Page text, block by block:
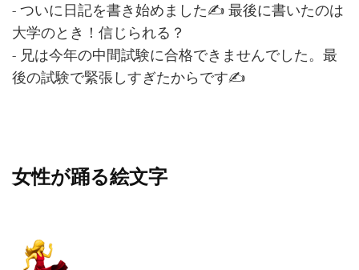
- ついに日記を書き始めました✍️ 最後に書いたのは
大学のとき！信じられる？
- 兄は今年の中間試験に合格できませんでした。最
後の試験で緊張しすぎたからです✍️
女性が踊る絵文字